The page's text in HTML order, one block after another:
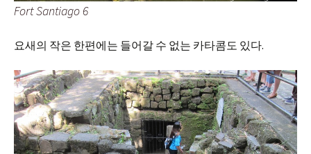
Fort Santiago 6
요새의 작은 한편에는 들어갈 수 없는 카타콤도 있다.